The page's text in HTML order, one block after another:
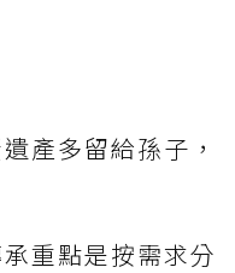
產多留給孫子，
重點是按需求分